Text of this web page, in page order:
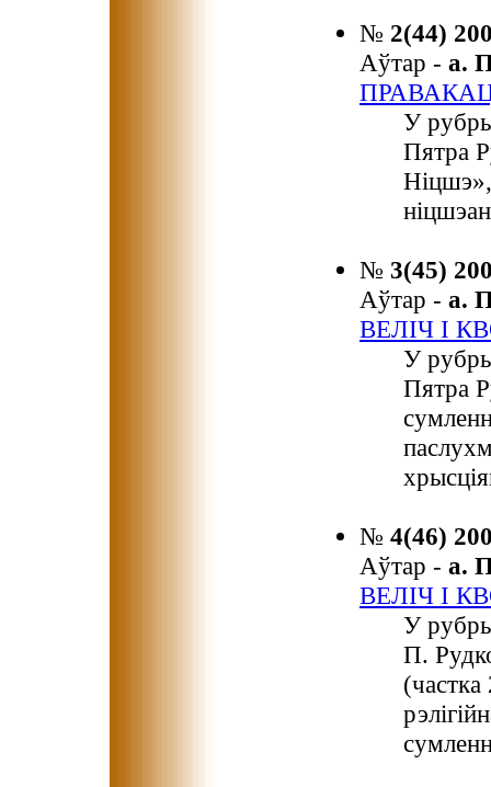
№ 2(44)
Аўтар - а.
У
Пятра
Ніцшэ»,
№ 3(45)
Аўтар - а.
ВЕЛІЧ І
У
Пятра
№ 4(46)
Аўтар - а.
ВЕЛІЧ І
У
П.